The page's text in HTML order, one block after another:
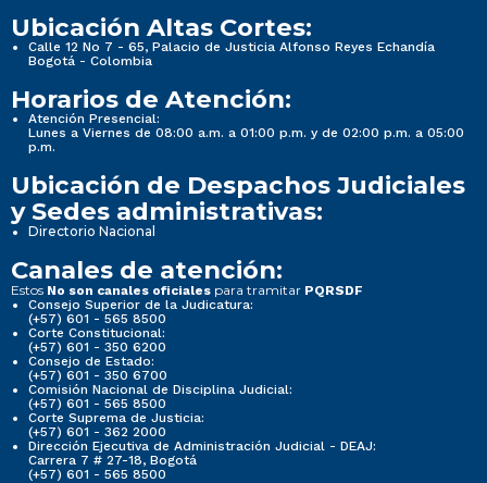
Ubicación Altas Cortes:
Calle 12 No 7 - 65, Palacio de Justicia Alfonso Reyes Echandía
Bogotá - Colombia
Horarios de Atención:
Atención Presencial:
Lunes a Viernes de 08:00 a.m. a 01:00 p.m. y de 02:00 p.m. a 05:00
p.m.
Ubicación de Despachos Judiciales
y Sedes administrativas:
Directorio Nacional
Canales de atención:
Estos No son canales oficiales para tramitar PQRSDF
Consejo Superior de la Judicatura:
(+57) 601 - 565 8500
Corte Constitucional:
(+57) 601 - 350 6200
Consejo de Estado:
(+57) 601 - 350 6700
Comisión Nacional de Disciplina Judicial:
(+57) 601 - 565 8500
Corte Suprema de Justicia:
(+57) 601 - 362 2000
Dirección Ejecutiva de Administración Judicial - DEAJ:
Carrera 7 # 27-18, Bogotá
(+57) 601 - 565 8500